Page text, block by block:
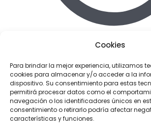
Cookies
Para brindar la mejor experiencia, utilizamos
cookies para almacenar y/o acceder a la
dispositivo. Su consentimiento para estas
permitirá procesar datos como el
navegación o los identificadores únicos en
consentimiento o retirarlo podría afectar
características y funciones.
Enlaces de interes
Terminos y condiciones
Politica de Privacidad
Política de cookies